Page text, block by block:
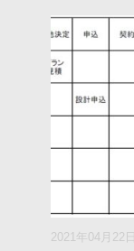
2021年04月22日